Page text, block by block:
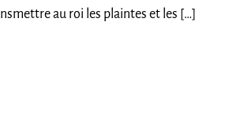
au roi les plaintes et les […]